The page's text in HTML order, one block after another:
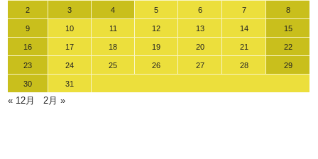
2 3 4 5 6 7 8
9 10 11 12 13 14 15
16 17 18 19 20 21 22
23 24 25 26 27 28 29
30 31
« 12月 2月 »